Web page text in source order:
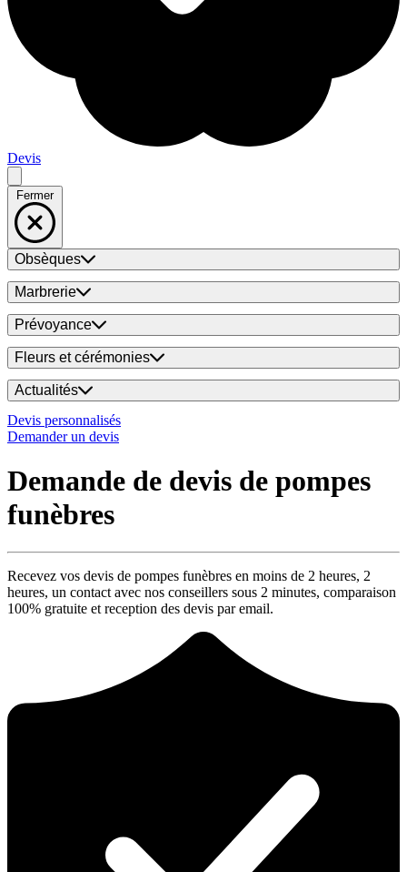
Devis
Fermer
Obsèques
Marbrerie
Prévoyance
Fleurs et cérémonies
Actualités
Devis personnalisés
Demander un devis
Demande de devis de pompes
funèbres
Recevez vos devis de pompes funèbres en moins de 2 heures, 2
heures, un contact avec nos conseillers sous 2 minutes, comparaison
100% gratuite et reception des devis par email.